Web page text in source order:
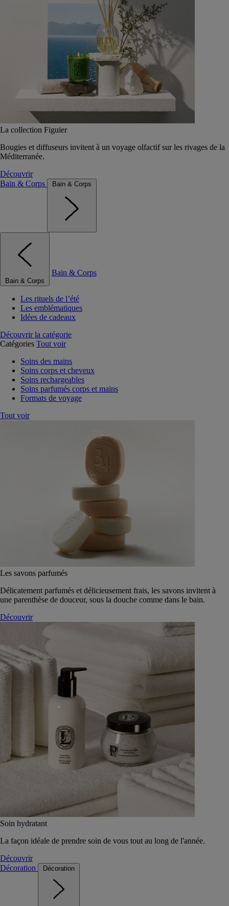
La collection Figuier
Bougies et diffuseurs invitent à un voyage olfactif sur les rivages de la
Méditerranée.
Découvrir
Bain & Corps
Bain & Corps
Bain & Corps
Bain & Corps
Les rituels de l’été
Les emblématiques
Idées de cadeaux
Découvrir la catégorie
Catégories Tout voir
Soins des mains
Soins corps et cheveux
Soins rechargeables
Soins parfumés corps et mains
Formats de voyage
Tout voir
Les savons parfumés
Délicatement parfumés et délicieusement frais, les savons invitent à
une parenthèse de douceur, sous la douche comme dans le bain.
Découvrir
Soin hydratant
La façon idéale de prendre soin de vous tout au long de l'année.
Découvrir
Décoration
Décoration